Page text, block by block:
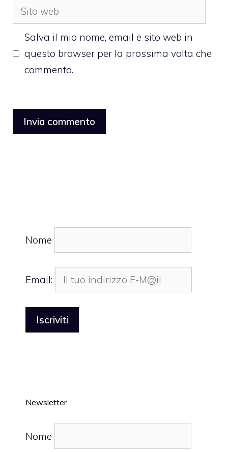
Sito
web
Salva il mio nome, email e sito web in
questo browser per la prossima volta che
commento.
Nome
Email:
Newsletter
Nome